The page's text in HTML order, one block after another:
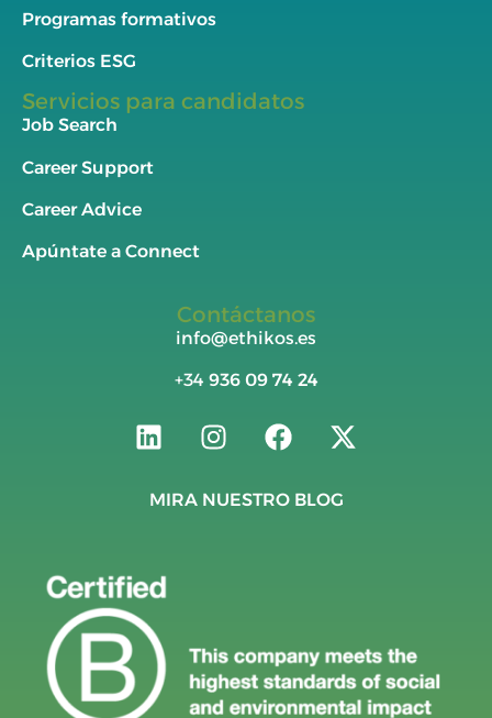
Programas formativos
Criterios ESG
Servicios para candidatos
Job Search
Career Support
Career Advice
Apúntate a Connect
Contáctanos
info@ethikos.es
+34 936 09 74 24
MIRA NUESTRO BLOG